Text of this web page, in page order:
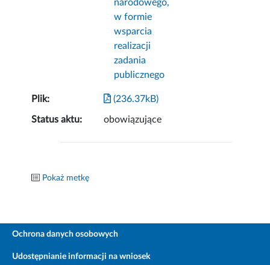
narodowego,
w formie
wsparcia
realizacji
zadania
publicznego
Plik: (236.37kB)
Status aktu: obowiązujące
Pokaż metkę
Ochrona danych osobowych
Udostępnianie informacji na wniosek